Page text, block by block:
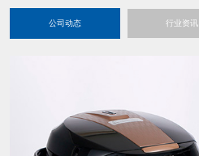
公司动态 行业资讯